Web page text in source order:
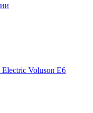
Voluson E6